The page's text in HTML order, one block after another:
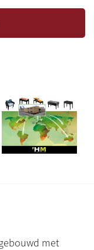
met